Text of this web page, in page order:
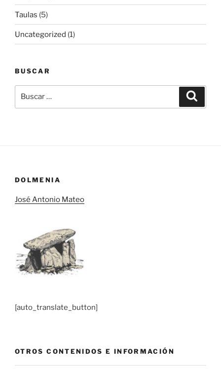
Taulas (5)
Uncategorized (1)
BUSCAR
por:
DOLMENIA
José Antonio Mateo
[auto_translate_button]
OTROS CONTENIDOS E INFORMACIÓN